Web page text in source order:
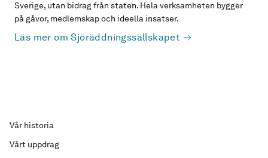
Sverige, utan bidrag från staten. Hela verksamheten bygger
på gåvor, medlemskap och ideella insatser.
Läs mer om Sjöräddningssällskapet
Vår historia
Vårt uppdrag